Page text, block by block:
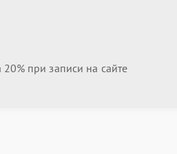
20% при записи на сайте